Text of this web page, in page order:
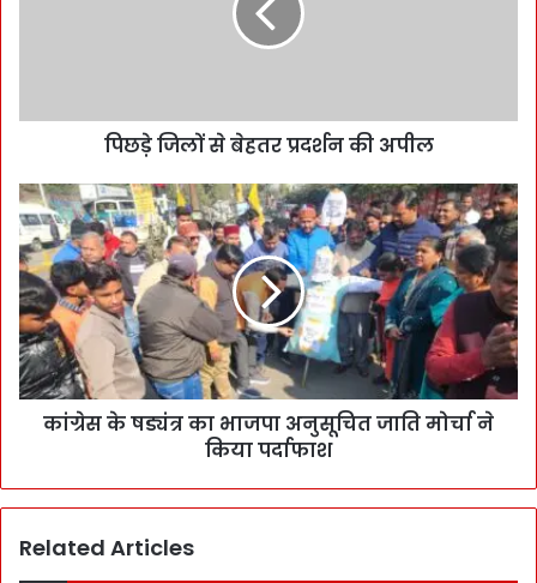
पिछड़े जिलों से बेहतर प्रदर्शन की अपील
कांग्रेस के षड्यंत्र का भाजपा अनुसूचित जाति मोर्चा ने
किया पर्दाफाश
Related Articles